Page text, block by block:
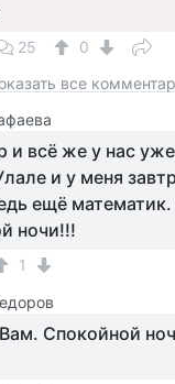
25
0
все
и всё же у нас
и у меня
ещё
ночи!!!
1
Спокойной